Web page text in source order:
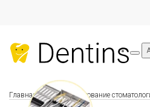
Главная Оборудование